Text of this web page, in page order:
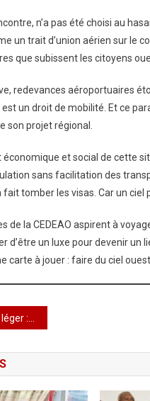
n’a pas été choisi au
un trait d’union aérien sur le
que subissent les citoyens
redevances aéroportuaires
un droit de mobilité. Et ce
son projet régional.
économique et social de cette
sans facilitation des
tomber les visas. Car un
de la CEDEAO aspirent à
d’être un luxe pour devenir un
carte à jouer : faire du ciel
tarifs aériens »